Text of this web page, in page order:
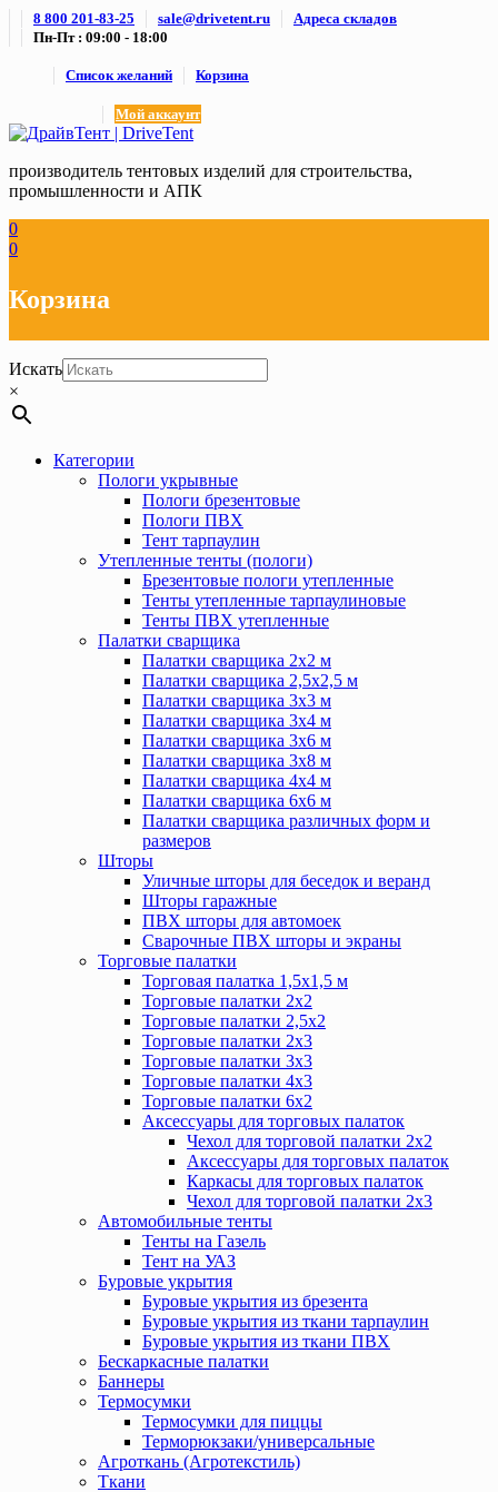
Skip8 800 201-83-25 sale@drivetent.ru
Адреса складов
Пн-Пт : 09:00 - 18:00
Список желаний Корзина
Мой аккаунт
производитель тентовых изделий для строительства,
промышленности и АПК
0
0
Корзина
Искать
×
Категории
Пологи укрывные
Пологи брезентовые
Пологи ПВХ
Тент тарпаулин
Утепленные тенты (пологи)
Брезентовые пологи утепленные
Тенты утепленные тарпаулиновые
Тенты ПВХ утепленные
Палатки сварщика
Палатки сварщика 2х2 м
Палатки сварщика 2,5х2,5 м
Палатки сварщика 3х3 м
Палатки сварщика 3х4 м
Палатки сварщика 3х6 м
Палатки сварщика 3х8 м
Палатки сварщика 4х4 м
Палатки сварщика 6х6 м
Палатки сварщика различных форм и
размеров
Шторы
Уличные шторы для беседок и веранд
Шторы гаражные
ПВХ шторы для автомоек
Сварочные ПВХ шторы и экраны
Торговые палатки
Торговая палатка 1,5х1,5 м
Торговые палатки 2х2
Торговые палатки 2,5х2
Торговые палатки 2х3
Торговые палатки 3х3
Торговые палатки 4х3
Торговые палатки 6х2
Аксессуары для торговых палаток
Чехол для торговой палатки 2х2
Аксессуары для торговых палаток
Каркасы для торговых палаток
Чехол для торговой палатки 2х3
Автомобильные тенты
Тенты на Газель
Тент на УАЗ
Буровые укрытия
Буровые укрытия из брезента
Буровые укрытия из ткани тарпаулин
Буровые укрытия из ткани ПВХ
Бескаркасные палатки
Баннеры
Термосумки
Термосумки для пиццы
Терморюкзаки/универсальные
Агроткань (Агротекстиль)
Ткани